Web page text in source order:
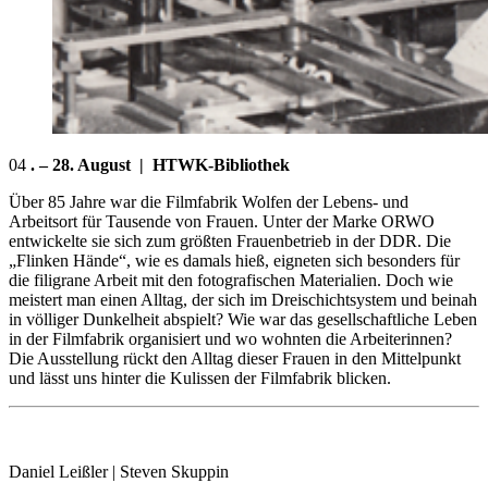
04 . – 28. August | HTWK-Bibliothek
Über 85 Jahre war die Filmfabrik Wolfen der Lebens- und
Arbeitsort für Tausende von Frauen. Unter der Marke ORWO
entwickelte sie sich zum größten Frauenbetrieb in der DDR. Die
„Flinken Hände“, wie es damals hieß, eigneten sich besonders für
die filigrane Arbeit mit den fotografischen Materialien. Doch wie
meistert man einen Alltag, der sich im Dreischichtsystem und beinah
in völliger Dunkelheit abspielt? Wie war das gesellschaftliche Leben
in der Filmfabrik organisiert und wo wohnten die Arbeiterinnen?
Die Ausstellung rückt den Alltag dieser Frauen in den Mittelpunkt
und lässt uns hinter die Kulissen der Filmfabrik blicken.
Daniel Leißler | Steven Skuppin